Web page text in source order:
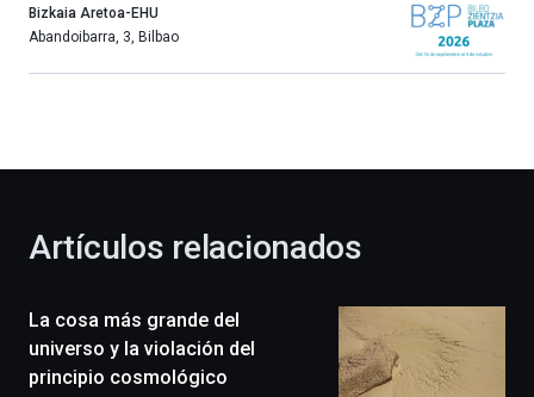
año
más,
celebración
novena
edición
de
Bizkaia Aretoa-EHU
Abandoibarra, 3, Bilbao
Artículos relacionados
La cosa más grande del
universo y la violación del
principio cosmológico